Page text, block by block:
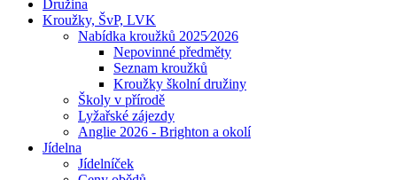
Družina
Kroužky, ŠvP, LVK
Nabídka kroužků 2025⁄2026
Nepovinné předměty
Seznam kroužků
Kroužky školní družiny
Školy v přírodě
Lyžařské zájezdy
Anglie 2026 - Brighton a okolí
Jídelna
Jídelníček